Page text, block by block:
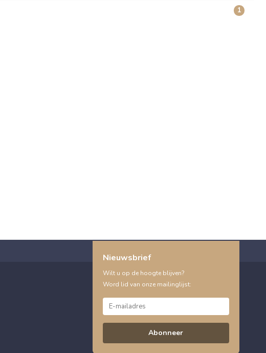
1
Nieuwsbrief
Wilt u op de hoogte blijven?
Word lid van onze mailinglijst:
Abonneer